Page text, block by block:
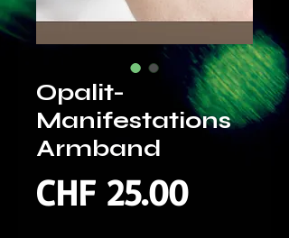
Opalit-
Manifestations
Armband
CHF 25.00Preis